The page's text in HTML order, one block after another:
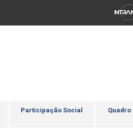
Alternar
Participação Social Quadro